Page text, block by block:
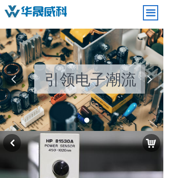
끀
引领电子潮流
品质决定一切
넳 넲
낙
낒